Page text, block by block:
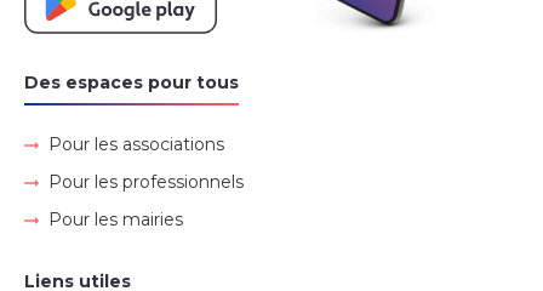
Des espaces pour tous
Pour les associations
Pour les professionnels
Pour les mairies
Liens utiles